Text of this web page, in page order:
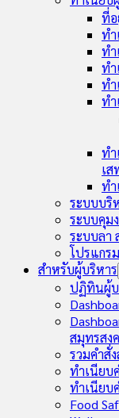
ที่อ
ทำ
ทำ
ทำ
ทำ
ทำ
ทำ
เ
ทำ
ระบบบริ
ระบบคุม
ระบบลา
โปรแกร
สำหรับผู้บริหาร
ปฏิทินผู้บ
สมุทรสง
รวมคำสั่
ทำเนียบ
ทำเนียบ
Food